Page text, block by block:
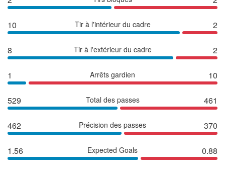
10 Tir à l'intérieur du cadre 2
8 Tir à l'extérieur du cadre 2
1 Arrêts gardien 10
529 Total des passes 461
462 Précision des passes 370
1.56 Expected Goals 0.88